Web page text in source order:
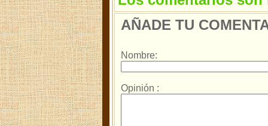
AÑADE TU
Nombre:
Opinión :